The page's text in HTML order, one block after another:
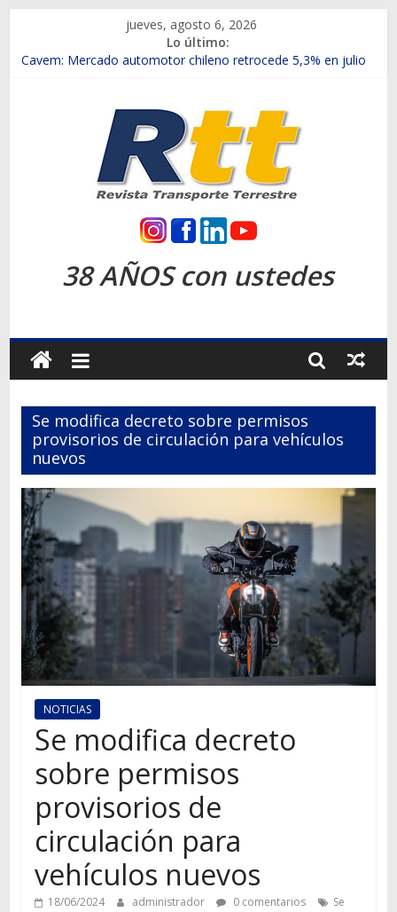
contenido
jueves, agosto 6, 2026
Lo último:
Chile es el primer mercado internacional en lanzar la nueva
Salfa suma vehículos electrificados de Chevrolet en el Biobío
Samex amplía su red con nuevas sucursales en Rancagua y
SINOTRUK Pick-ups presentó la recién estrenada Bolden en
la Expo Compras Públicas 2026
Revista
Transporte
Terrestre
Autos,
camiones,
motos,
información
del
mundo
del
transporte
38 AÑOS con ustedes
Se modifica decreto sobre permisos
provisorios de circulación para vehículos
nuevos
NOTICIAS
Se modifica decreto
sobre permisos
provisorios de
circulación para
vehículos nuevos
18/06/2024 administrador 0 comentarios
Se